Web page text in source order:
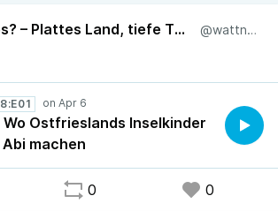
Watt’n los? – Plattes Land, tiefe Themen @wattnlos
Wo Ostfrieslands Inselkinder
machen
0 0